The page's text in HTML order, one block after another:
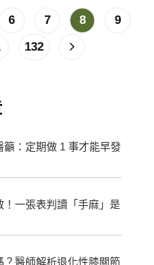
6 7 8
9
132
：定期做 1 事才能早發
一張表判讀「手麻」是
？醫師解析退化性膝關節